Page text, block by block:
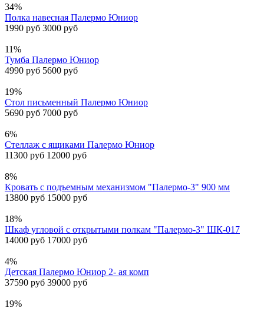
34%
Полка навесная Палермо Юниор
1990 руб 3000 руб
11%
Тумба Палермо Юниор
4990 руб 5600 руб
19%
Стол письменный Палермо Юниор
5690 руб 7000 руб
6%
Стеллаж с ящиками Палермо Юниор
11300 руб 12000 руб
8%
Кровать с подъемным механизмом "Палермо-3" 900 мм
13800 руб 15000 руб
18%
Шкаф угловой с открытыми полкам "Палермо-3" ШК-017
14000 руб 17000 руб
4%
Детская Палермо Юниор 2- ая комп
37590 руб 39000 руб
19%